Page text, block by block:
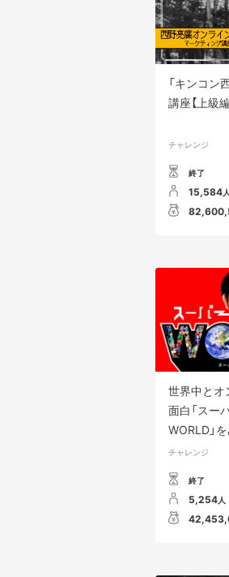
「キンコン
講座【上級
チャレンジ
終了
15,584人
世界中とオ
面白「スー
WORLD」
チャレンジ
終了
5,254人